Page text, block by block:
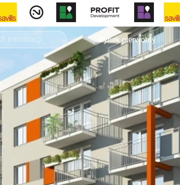
Rynek pierwotny